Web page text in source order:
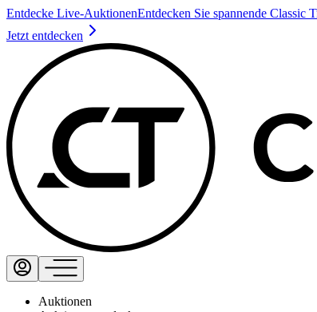
Entdecke Live-AuktionenEntdecken Sie spannende Classic
Jetzt entdecken
Auktionen